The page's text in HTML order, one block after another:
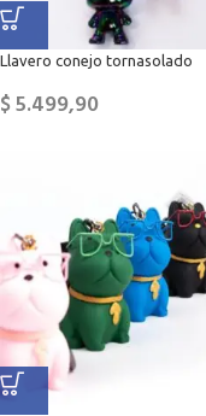
Llavero conejo tornasolado
$5.499,90